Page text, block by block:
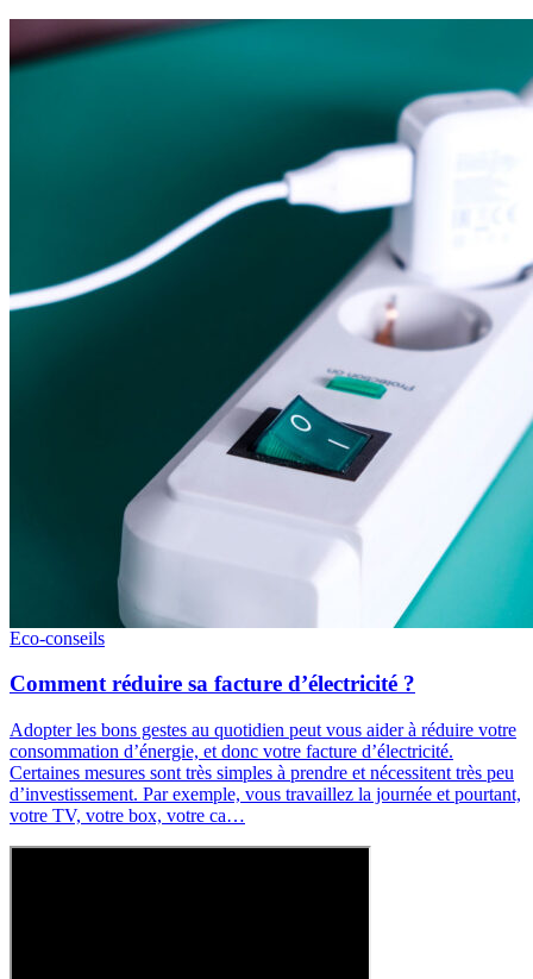
Eco-conseils
Comment réduire sa facture d’électricité ?
Adopter les bons gestes au quotidien peut vous aider à réduire votre
consommation d’énergie, et donc votre facture d’électricité.
Certaines mesures sont très simples à prendre et nécessitent très peu
d’investissement. Par exemple, vous travaillez la journée et pourtant,
votre TV, votre box, votre ca…